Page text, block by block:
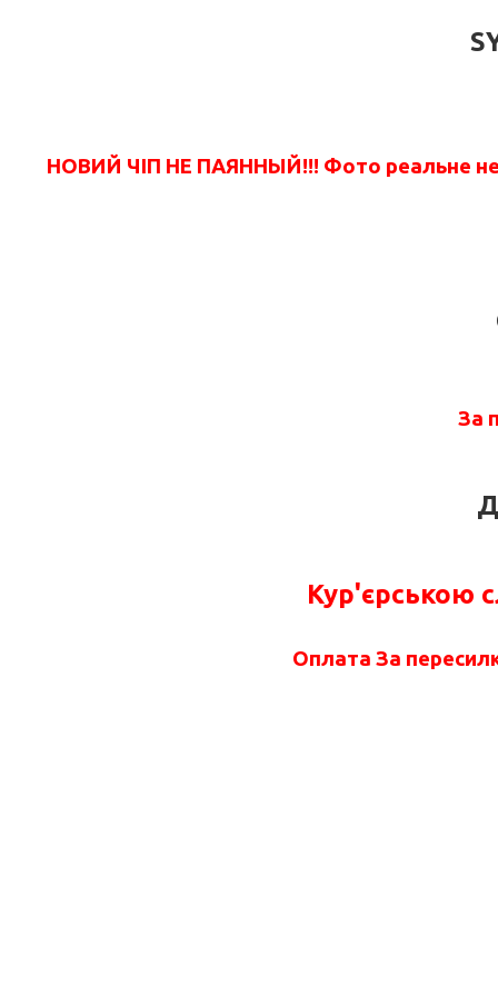
НОВИЙ ЧІП НЕ ПАЯННЫЙ!!! Фото реальне не
За
Кур'єрською
Оплата За